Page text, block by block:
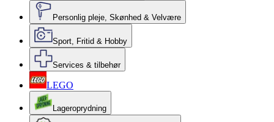
Personlig pleje, Skønhed & Velvære
Sport, Fritid & Hobby
Services & tilbehør
LEGO
Lageroprydning